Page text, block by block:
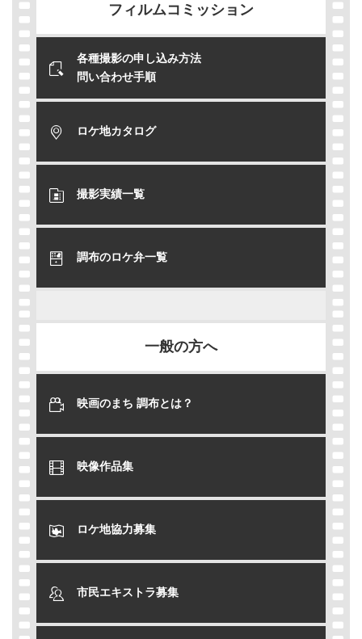
フィルムコミッション
各種撮影の申し込み方法
問い合わせ手順
ロケ地カタログ
撮影実績一覧
調布のロケ弁一覧
一般の方へ
映画のまち 調布とは？
映像作品集
ロケ地協力募集
市民エキストラ募集